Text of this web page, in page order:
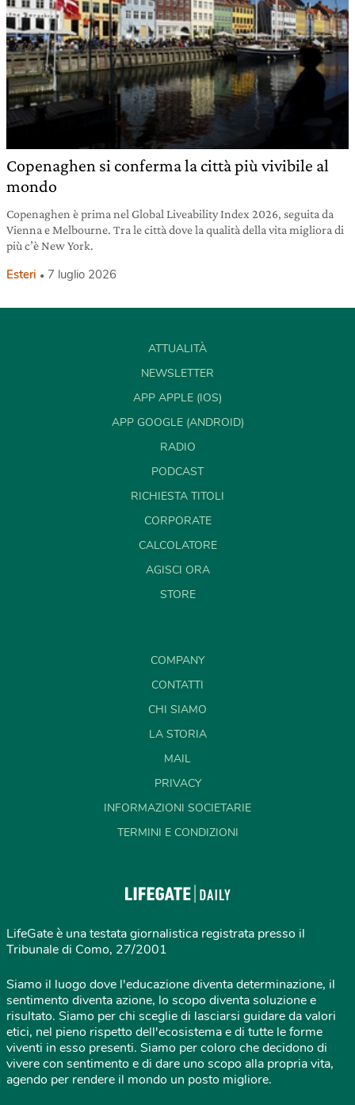
Copenaghen si conferma la città più vivibile al
mondo
Copenaghen è prima nel Global Liveability Index 2026, seguita da
Vienna e Melbourne. Tra le città dove la qualità della vita migliora di
più c’è New York.
Esteri 7 luglio 2026
ATTUALITÀ
NEWSLETTER
APP APPLE (IOS)
APP GOOGLE (ANDROID)
RADIO
PODCAST
RICHIESTA TITOLI
CORPORATE
CALCOLATORE
AGISCI ORA
STORE
COMPANY
CONTATTI
CHI SIAMO
LA STORIA
MAIL
PRIVACY
INFORMAZIONI SOCIETARIE
TERMINI E CONDIZIONI
LifeGate è una testata giornalistica registrata presso il
Tribunale di Como, 27/2001
Siamo il luogo dove l'educazione diventa determinazione, il
sentimento diventa azione, lo scopo diventa soluzione e
risultato. Siamo per chi sceglie di lasciarsi guidare da valori
etici, nel pieno rispetto dell'ecosistema e di tutte le forme
viventi in esso presenti. Siamo per coloro che decidono di
vivere con sentimento e di dare uno scopo alla propria vita,
agendo per rendere il mondo un posto migliore.